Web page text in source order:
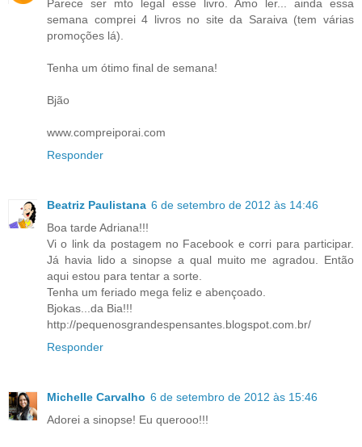
Parece ser mto legal esse livro. Amo ler... ainda essa
semana comprei 4 livros no site da Saraiva (tem várias
promoções lá).
Tenha um ótimo final de semana!
Bjão
www.compreiporai.com
Responder
Beatriz Paulistana 6 de setembro de 2012 às 14:46
Boa tarde Adriana!!!
Vi o link da postagem no Facebook e corri para participar.
Já havia lido a sinopse a qual muito me agradou. Então
aqui estou para tentar a sorte.
Tenha um feriado mega feliz e abençoado.
Bjokas...da Bia!!!
http://pequenosgrandespensantes.blogspot.com.br/
Responder
Michelle Carvalho 6 de setembro de 2012 às 15:46
Adorei a sinopse! Eu querooo!!!